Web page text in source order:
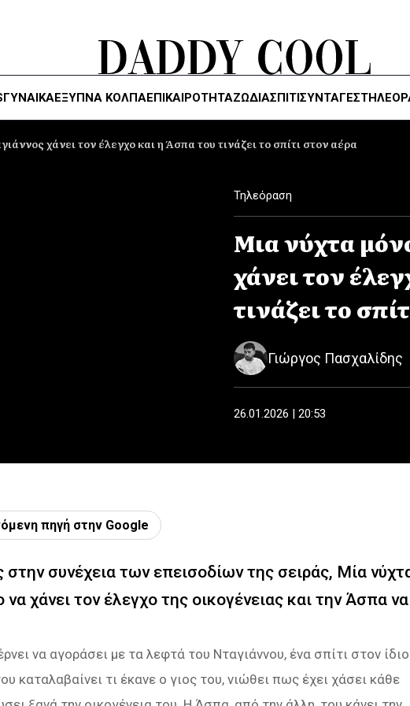
ΓΥΝΑΙΚΑΈΞΥΠΝΑ ΚΌΛΠΑΕΠΙΚΑΙΡΟΤΗΤΑΖΏΔΙΑΣΠΙΤΙΣΥΝΤΑΓΕΣ
χάνει τον έλεγχο και η Άσπα του τινάζει το σπίτι στον αέρα
Τηλεόραση
Μια νύχτα
χάνει τον
τινάζει το
Γιώργος Πασχαλίδης
26.01.2026 | 20:53
πηγή στην Google
στην συνέχεια των επεισοδίων της σειράς, Μία
χάνει τον έλεγχο της οικογένειας και την Άσπα να
να αγοράσει με τα λεφτά του Νταγιάννου, ένα σπίτι στον ίδιο
καταλαβαίνει τι έκανε ο γιος του, νιώθει πως έχει χάσει κάθε